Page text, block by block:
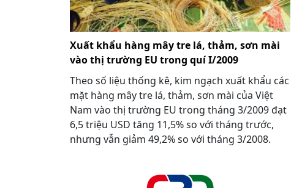
Xuất khẩu hàng mây tre lá, thảm, sơn mài
vào thị trường EU trong quí I/2009
Theo số liệu thống kê, kim ngạch xuất khẩu các
mặt hàng mây tre lá, thảm, sơn mài của Việt
Nam vào thị trường EU trong tháng 3/2009 đạt
6,5 triệu USD tăng 11,5% so với tháng trước,
nhưng vẫn giảm 49,2% so với tháng 3/2008.